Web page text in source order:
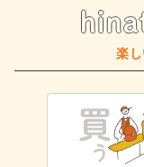
楽